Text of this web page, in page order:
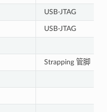
USB-JTAG
USB-JTAG
Strapping 管脚